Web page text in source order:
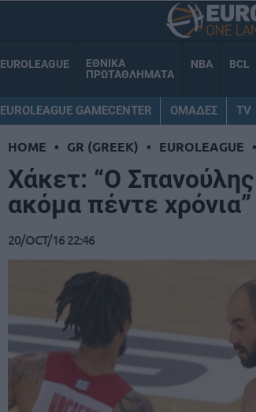
EUROLEAGUE
ΕΘΝΙΚΑ
ΠΡΩΤΑΘΛΗΜΑΤΑ
NBA BCL
EUROLEAGUE GAMECENTER ΟΜΑΔΕΣ TV
HOME • GR (GREEK) • EUROLEAGUE •
Χάκετ: “Ο
ακόμα πέντε χρόνια”
20/OCT/16 22:46